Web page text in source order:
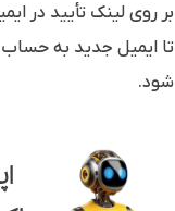
بر روی لینک تأیید در
تا ایمیل جدید به
شود.